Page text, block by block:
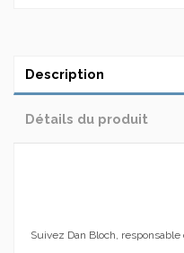
Description
Détails du produit
Suivez Dan Bloch,